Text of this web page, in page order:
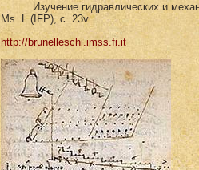
Изучение гидравлических и
Ms. L (IFP), c. 23v
http://brunelleschi.imss.fi.it